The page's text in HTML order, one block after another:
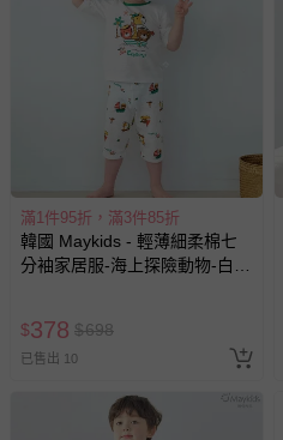
滿1件95折，滿3件85折
韓國 Maykids - 輕薄細柔棉七
分袖家居服-海上探險動物-白X
$378 $698
已售出 10